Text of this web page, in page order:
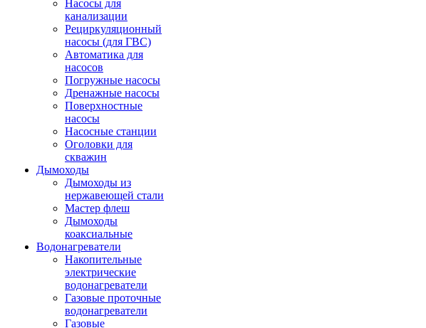
Насосы для
канализации
Рециркуляционный
насосы (для ГВС)
Автоматика для
насосов
Погружные насосы
Дренажные насосы
Поверхностные
насосы
Насосные станции
Оголовки для
скважин
Дымоходы
Дымоходы из
нержавеющей стали
Мастер флеш
Дымоходы
коаксиальные
Водонагреватели
Накопительные
электрические
водонагреватели
Газовые проточные
водонагреватели
Газовые